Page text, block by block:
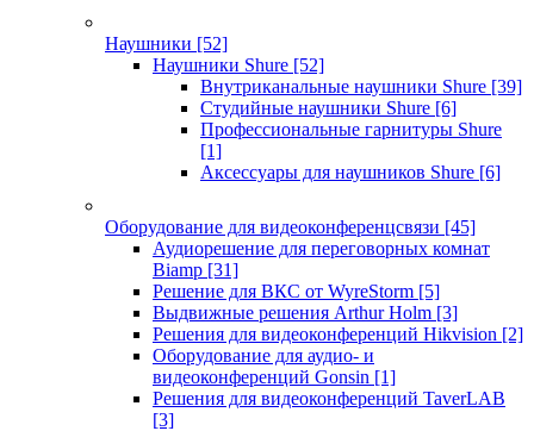
Наушники [52]
Наушники Shure [52]
Внутриканальные наушники Shure [39]
Студийные наушники Shure [6]
Профессиональные гарнитуры Shure
[1]
Аксессуары для наушников Shure [6]
Оборудование для видеоконференцсвязи [45]
Аудиорешение для переговорных комнат
Biamp [31]
Решение для ВКС от WyreStorm [5]
Выдвижные решения Arthur Holm [3]
Решения для видеоконференций Hikvision [2]
Оборудование для аудио- и
видеоконференций Gonsin [1]
Решения для видеоконференций TaverLAB
[3]